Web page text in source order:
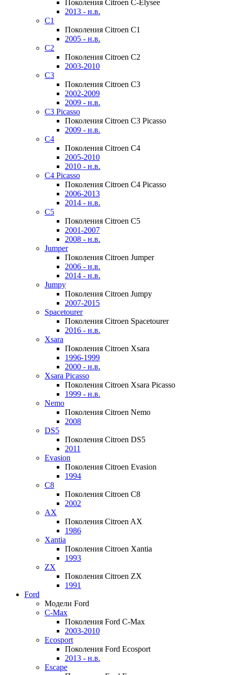
Поколения Citroen C-Elysee
2013 - н.в.
C1
Поколения Citroen C1
2005 - н.в.
C2
Поколения Citroen C2
2003-2010
C3
Поколения Citroen C3
2002-2009
2009 - н.в.
C3 Picasso
Поколения Citroen C3 Picasso
2009 - н.в.
C4
Поколения Citroen C4
2005-2010
2010 - н.в.
C4 Picasso
Поколения Citroen C4 Picasso
2006-2013
2014 - н.в.
C5
Поколения Citroen C5
2001-2007
2008 - н.в.
Jumper
Поколения Citroen Jumper
2006 - н.в.
2014 - н.в.
Jumpy
Поколения Citroen Jumpy
2007-2015
Spacetourer
Поколения Citroen Spacetourer
2016 - н.в.
Xsara
Поколения Citroen Xsara
1996-1999
2000 - н.в.
Xsara Picasso
Поколения Citroen Xsara Picasso
1999 - н.в.
Nemo
Поколения Citroen Nemo
2008
DS5
Поколения Citroen DS5
2011
Evasion
Поколения Citroen Evasion
1994
C8
Поколения Citroen C8
2002
AX
Поколения Citroen AX
1986
Xantia
Поколения Citroen Xantia
1993
ZX
Поколения Citroen ZX
1991
Ford
Модели Ford
C-Max
Поколения Ford C-Max
2003-2010
Ecosport
Поколения Ford Ecosport
2013 - н.в.
Escape